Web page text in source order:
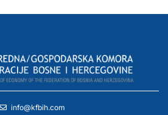
info@kfbih.com